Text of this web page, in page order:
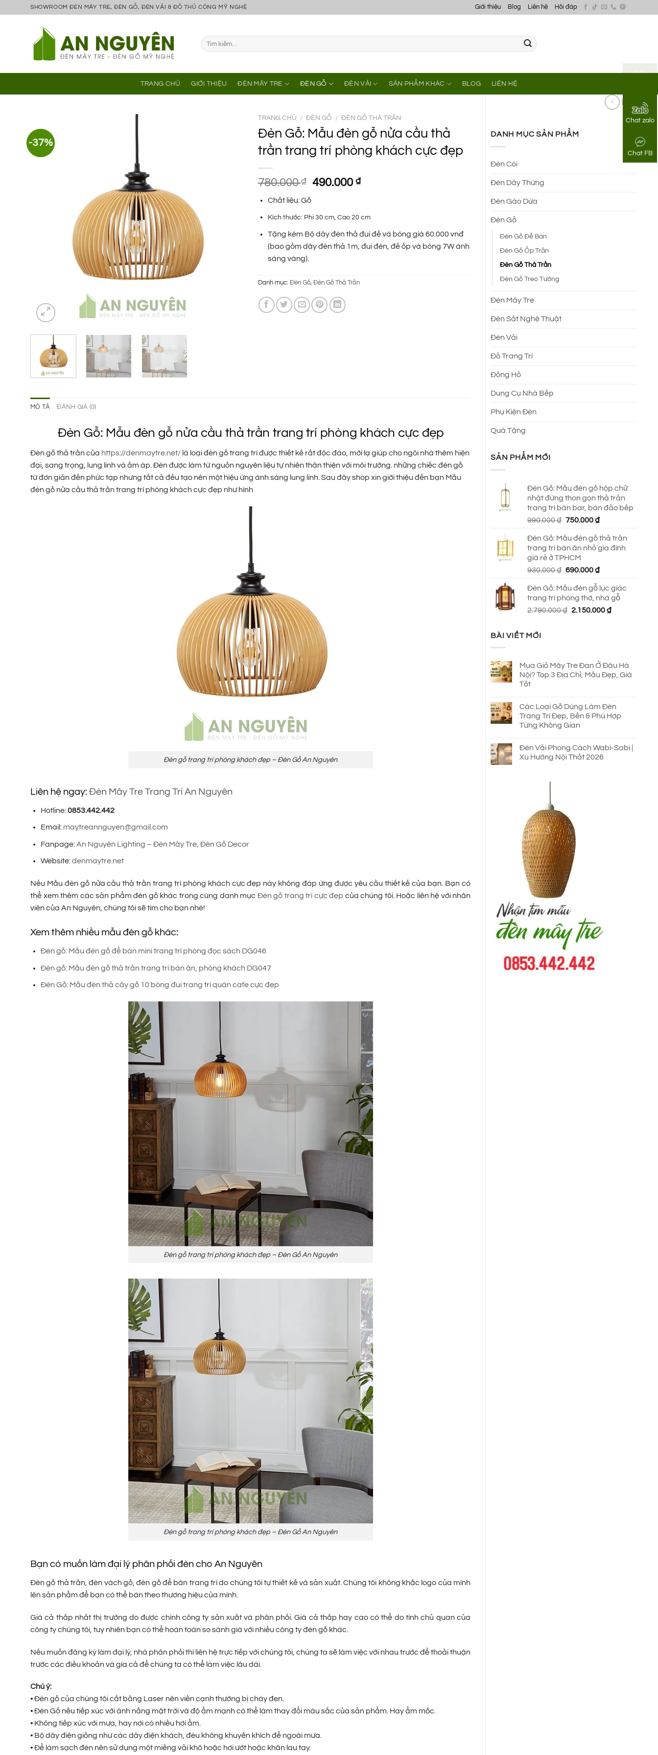
Chat zalo
Chat FB
SHOWROOM ĐÈN MÂY TRE, ĐÈN GỖ, ĐÈN VẢI & ĐỒ THỦ CÔNG MỸ NGHỆ Giới thiệu Blog Liên hệ Hỏi đáp
Tìm
kiếm:
TRANG CHỦ GIỚI THIỆU ĐÈN MÂY TRE ĐÈN GỖ ĐÈN VẢI SẢN PHẨM KHÁC BLOG LIÊN HỆ
DANH MỤC SẢN PHẨM
Đèn Cói
Đèn Dây Thừng
Đèn Gáo Dừa
Đèn Gỗ
Đèn Gỗ Để Bàn
Đèn Gỗ Ốp Trần
Đèn Gỗ Thả Trần
Đèn Gỗ Treo Tường
Đèn Mây Tre
Đèn Sắt Nghệ Thuật
Đèn Vải
Đồ Trang Trí
Đồng Hồ
Dung Cụ Nhà Bếp
Phụ Kiện Đèn
Quà Tặng
SẢN PHẨM MỚI
Đèn Gỗ: Mẫu đèn gỗ hộp chữ
nhật đứng thon gọn thả trần
trang trí bàn bar, bàn đảo bếp
990.000₫ Giá
là:
990.000 ₫.
750.000₫Giá
tại
là:
Đèn Gỗ: Mẫu đèn gỗ thả trần
trang trí bàn ăn nhỏ gia đình
giá rẻ ở TPHCM
930.000₫ Giá
là:
930.000 ₫.
690.000₫Giá
tại
là:
690.000 ₫.
Đèn Gỗ: Mẫu đèn gỗ lục giác
trang trí phòng thờ, nhà gỗ
2.790.000₫ Giá
2.150.000₫Giá
BÀI VIẾT MỚI
Mua Giỏ Mây Tre Đan Ở Đâu Hà
Nội? Top 3 Địa Chỉ, Mẫu Đẹp, Giá
Tốt
Các Loại Gỗ Dùng Làm Đèn
Trang Trí Đẹp, Bền & Phù Hợp
Từng Không Gian
Đèn Vải Phong Cách Wabi-Sabi |
Xu Hướng Nội Thất 2026
-37%
TRANG CHỦ / ĐÈN GỖ / ĐÈN GỖ THẢ TRẦN
Đèn Gỗ: Mẫu đèn gỗ nửa cầu thả
trần trang trí phòng khách cực đẹp
780.000₫
Giá
780.000 ₫.
490.000 ₫Giá
là:
490.000 ₫.
Chất liệu: Gỗ
Kích thước: Phi 30 cm, Cao 20 cm
Tặng kèm Bộ dây đèn thả đui đế và bóng giá 60.000 vnđ
(bao gồm dây đèn thả 1m, đui đèn, đế ốp và bóng 7W ánh
sáng vàng).
Danh mục: Đèn Gỗ, Đèn Gỗ Thả Trần
MÔ TẢ ĐÁNH GIÁ (0)
Đèn Gỗ: Mẫu đèn gỗ nửa cầu thả trần trang trí phòng khách cực đẹp
Đèn gỗ thả trần của https://denmaytre.net/ là loại đèn gỗ trang trí được thiết kế rất độc đáo, mới lạ giúp cho ngôi nhà thêm hiện
đại, sang trọng, lung linh và ấm áp. Đèn được làm từ nguồn nguyên liệu tự nhiên thân thiện với môi trường. những chiếc đèn gỗ
từ đơn giản đến phức tạp nhưng tất cả đều tạo nên một hiệu ứng ánh sáng lung linh. Sau đây shop xin giới thiệu đến bạn Mẫu
đèn gỗ nửa cầu thả trần trang trí phòng khách cực đẹp như hình
Đèn gỗ trang trí phòng khách đẹp – Đèn Gỗ An Nguyên
Liên hệ ngay: Đèn Mây Tre Trang Trí An Nguyên
Hotline:0853.442.442
Email: maytreannguyen@gmail.com
Fanpage:An Nguyên Lighting – Đèn Mây Tre, Đèn Gỗ Decor
Website:denmaytre.net
Nếu Mẫu đèn gỗ nửa cầu thả trần trang trí phòng khách cực đẹp này không đáp ứng được yêu cầu thiết kế của bạn. Bạn có
thể xem thêm các sản phẩm đèn gỗ khác trong cùng danh mục Đèn gỗ trang trí cực đẹp của chúng tôi. Hoặc liên hệ với nhân
viên của An Nguyên, chúng tôi sẽ tìm cho bạn nhé!
Xem thêm nhiều mẫu đèn gỗ khác:
Đèn gỗ: Mẫu đèn gỗ để bàn mini trang trí phòng đọc sách DG046
Đèn gỗ: Mẫu đèn gỗ thả trần trang trí bàn ăn, phòng khách DG047
Đèn Gỗ: Mẫu đèn thả cây gỗ 10 bóng đui trang trí quán cafe cực đẹp
Đèn gỗ trang trí phòng khách đẹp – Đèn Gỗ An Nguyên
Đèn gỗ trang trí phòng khách đẹp – Đèn Gỗ An Nguyên
Bạn có muốn làm đại lý phân phối đèn cho An Nguyên
Đèn gỗ thả trần, đèn vách gỗ, đèn gỗ để bàn trang trí do chúng tôi tự thiết kế và sản xuất. Chúng tôi không khắc logo của mình
lên sản phẩm để bạn có thể bán theo thương hiệu của mình.
Giá cả thấp nhất thị trường do được chính công ty sản xuất và phân phối. Giá cả thấp hay cao có thể do tính chủ quan của
công ty chúng tôi, tuy nhiên bạn có thể hoàn toàn so sánh giá với nhiều công ty đèn gỗ khác.
Nếu muốn đăng ký làm đại lý, nhà phân phối thì liên hệ trực tiếp với chúng tôi, chúng ta sẽ làm việc với nhau trước để thoải thuận
trước các điều khoản và gía cả để chúng ta có thể làm việc lâu dài.
Chú ý:
• Đèn gỗ của chúng tôi cắt bằng Laser nên viền cạnh thường bị cháy đen.
• Đèn Gỗ nếu tiếp xúc với ánh nắng mặt trời và độ ẩm mạnh có thể làm thay đổi màu sắc của sản phẩm. Hay ẩm mốc.
• Không tiếp xúc với mưa, hay nơi có nhiều hơi ẩm.
• Bộ dây điện giống như các dây điện khách, đèu không khuyến khích để ngoài mưa.
• Để làm sạch đèn nên sử dụng một miếng vải khô hoặc hơi ướt hoặc khăn lau tay.